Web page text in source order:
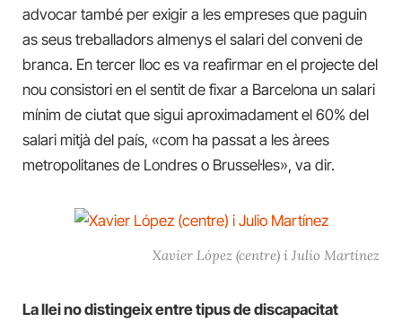
advocar també per exigir a les empreses que paguin
as seus treballadors almenys el salari del conveni de
branca. En tercer lloc es va reafirmar en el projecte del
nou consistori en el sentit de fixar a Barcelona un salari
mínim de ciutat que sigui aproximadament el 60% del
salari mitjà del país, «com ha passat a les àrees
metropolitanes de Londres o Brussel·les», va dir.
Xavier López (centre) i Julio Martínez
La llei no distingeix entre tipus de discapacitat